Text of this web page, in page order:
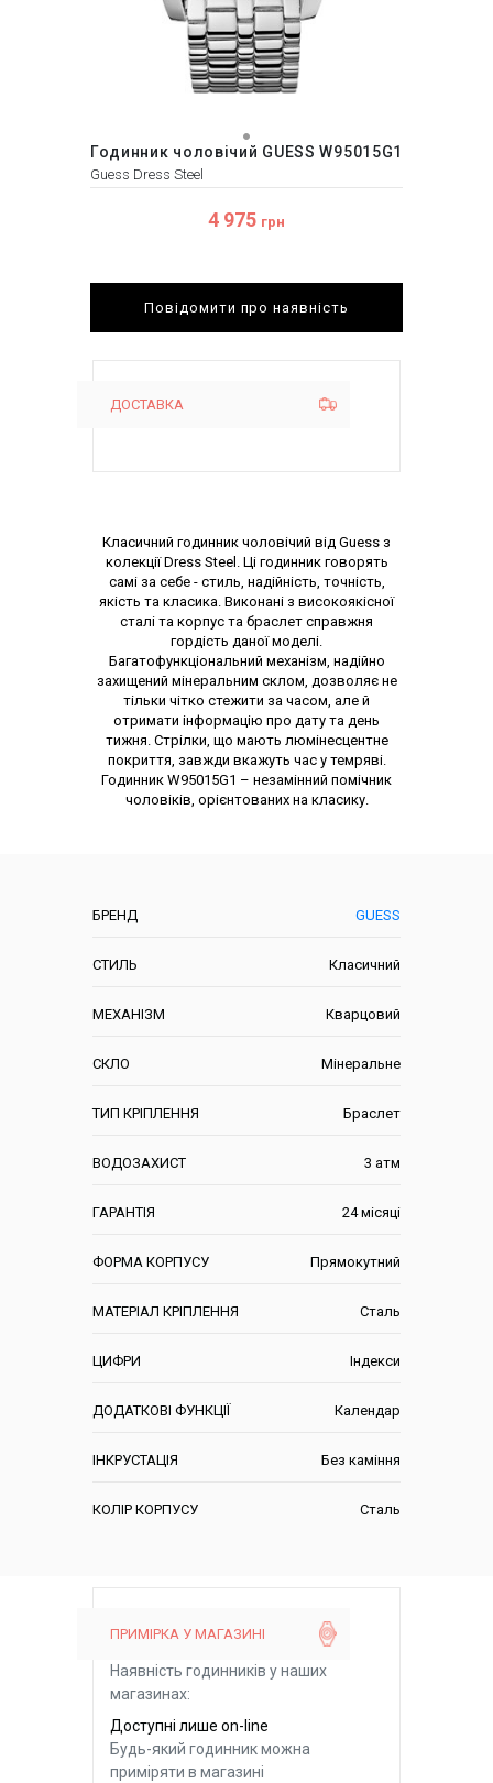
Годинник чоловічий GUESS W95015G1
Guess Dress Steel
4 975 грн
Повідомити про наявність
ДОСТАВКА
БРЕНД GUESS
СТИЛЬ Класичний
МЕХАНІЗМ Кварцовий
СКЛО Мінеральне
ТИП КРІПЛЕННЯ Браслет
ВОДОЗАХИСТ 3 атм
ГАРАНТІЯ 24 місяці
ФОРМА КОРПУСУ Прямокутний
МАТЕРІАЛ КРІПЛЕННЯ Сталь
ЦИФРИ Індекси
ДОДАТКОВІ ФУНКЦІЇ Календар
ІНКРУСТАЦІЯ Без каміння
КОЛІР КОРПУСУ Сталь
Опис товару
Класичний годинник чоловічий від Guess з
колекції Dress Steel. Ці годинник говорять
самі за себе - стиль, надійність, точність,
якість та класика. Виконані з високоякісної
сталі та корпус та браслет справжня
гордість даної моделі.
Багатофункціональний механізм, надійно
захищений мінеральним склом, дозволяє не
тільки чітко стежити за часом, але й
отримати інформацію про дату та день
тижня. Стрілки, що мають люмінесцентне
покриття, завжди вкажуть час у темряві.
Годинник W95015G1 – незамінний помічник
чоловіків, орієнтованих на класику.
ПРИМІРКА У МАГАЗИНІ
Наявність годинників у наших
магазинах:
Доступні лише on-line
Будь-який годинник можна
приміряти в магазині